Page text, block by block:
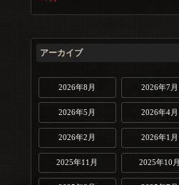
アーカイブ
2026年8月 2026年7月
2026年5月 2026年4月
2026年2月 2026年1月
2025年11月 2025年10月